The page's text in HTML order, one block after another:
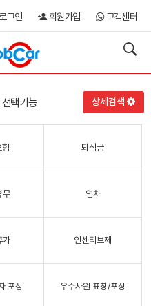
그인 회원가입 고객센터
택가능 상세검색
퇴직금
무 연차
가 인센티브제
포상 우수사원 표창/포상